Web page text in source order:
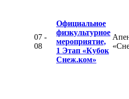
07 -
08
Официальное
физкультурное
мероприятие,
1 Этап «Кубок
Снеж.ком»